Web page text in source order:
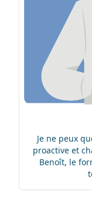
Je ne peux
proactive et
Benoît, le